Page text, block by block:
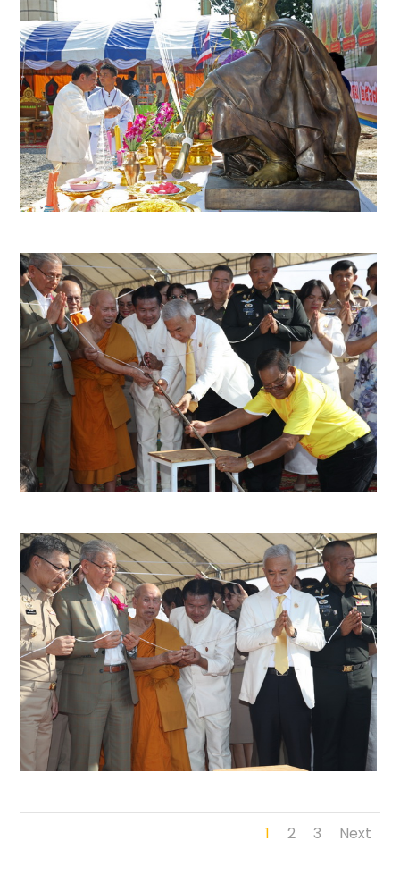
1 2 3 Next